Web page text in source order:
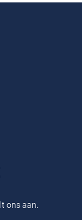
ons aan.